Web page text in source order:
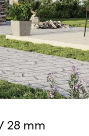
28 mm